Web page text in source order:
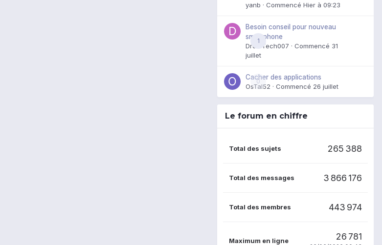
yanb · Commencé Hier à 09:23
1
Besoin conseil pour nouveau
smartphone
DroidTech007 · Commencé 31
juillet
0
Cacher des applications
OsTal52 · Commencé 26 juillet
Le forum en chiffre
Total des sujets 265 388
Total des messages 3 866 176
Total des membres 443 974
Maximum en ligne 26 781